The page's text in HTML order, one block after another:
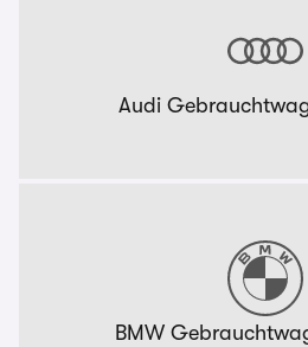
Audi
BMW